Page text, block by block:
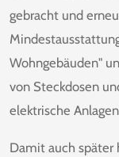
gebracht und
Wohngebäuden"
von Steckdosen
elektrische
Damit auch später